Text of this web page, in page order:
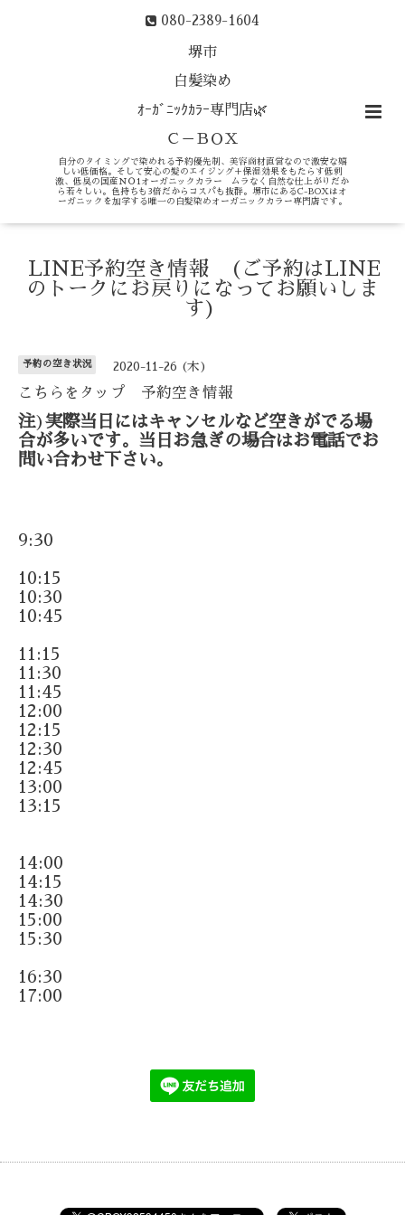
080-2389-1604
堺市
白髪染め
ｵｰｶﾞﾆｯｸｶﾗｰ専門店🌿
Ｃ－ＢＯＸ
自分のタイミングで染めれる予約優先制、美容商材直営なので激安な嬉
しい低価格。そして安心の髪のエイジング＋保湿効果をもたらす低刺
激、低臭の国産ＮＯ1オーガニックカラー ムラなく自然な仕上がりだか
ら若々しい。色持ちも3倍だからコスパも抜群。堺市にあるC-BOXはオ
ーガニックを加学する唯一の白髪染めオーガニックカラー専門店です。
LINE予約空き情報 (ご予約はLINE
のトークにお戻りになってお願いしま
す)
予約の空き状況 2020-11-26 (木)
こちらをタップ 予約空き情報
注) 実際当日にはキャンセルなど空きがでる場
合が多いです。当日お急ぎの場合はお電話でお
問い合わせ下さい。
9:30
10:15
10:30
10:45
11:15
11:30
11:45
12:00
12:15
12:30
12:45
13:00
13:15
14:00
14:15
14:30
15:00
15:30
16:30
17:00